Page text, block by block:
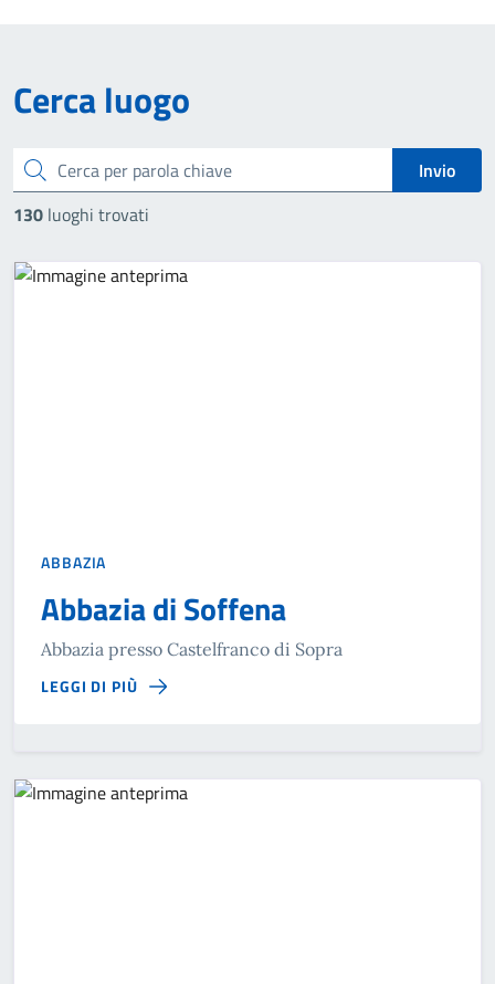
Cerca luogo
Cerca
Invio
130 luoghi trovati
ABBAZIA
Abbazia di Soffena
Abbazia presso Castelfranco di Sopra
LEGGI DI PIÙ